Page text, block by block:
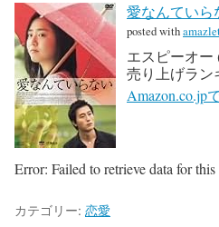
愛なんていら
posted with
エスピーオー
売り上げラン
Amazon.co.jp
Error: Failed to retrieve data for this
カテゴリー: 恋愛